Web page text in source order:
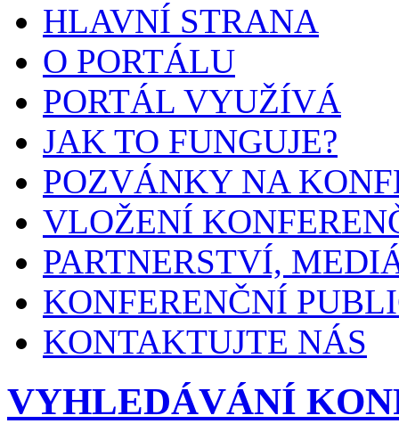
HLAVNÍ STRANA
O PORTÁLU
PORTÁL VYUŽÍVÁ
JAK TO FUNGUJE?
POZVÁNKY NA
VLOŽENÍ
PARTNERSTVÍ,
KONFERENČNÍ
KONTAKTUJTE NÁS
VYHLEDÁVÁNÍ